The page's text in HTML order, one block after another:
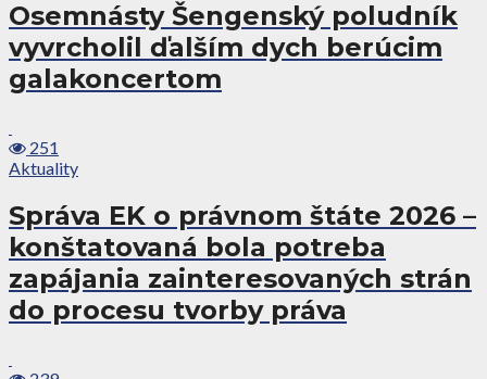
Osemnásty Šengenský poludník
vyvrcholil ďalším dych berúcim
galakoncertom
251
Aktuality
Správa EK o právnom štáte 2026 –
konštatovaná bola potreba
zapájania zainteresovaných strán
do procesu tvorby práva